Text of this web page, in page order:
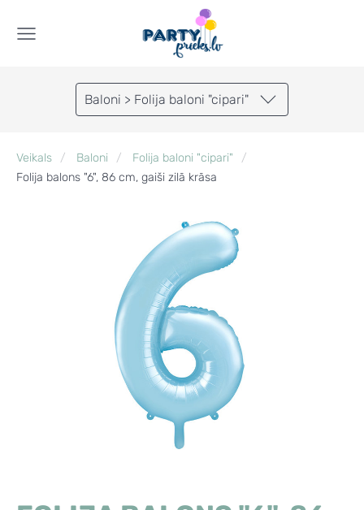
Baloni > Folija baloni "cipari"
Veikals Baloni
Folija baloni "cipari"
Folija balons "6", 86 cm, gaiši zilā krāsa